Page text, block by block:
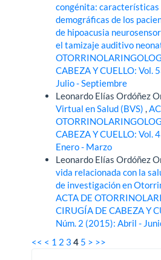
congénita: características
demográficas de los
de hipoacusia
el tamizaje auditivo
CABEZA Y CUELLO: Vol.
Julio - Septiembre
Leonardo Elías Ordóñez
Virtual en Salud (BVS)
CABEZA Y CUELLO: Vol.
Enero - Marzo
Leonardo Elías Ordóñez
vida relacionada con la
de investigación en
ACTA DE
CIRUGÍA DE CABEZA Y
Núm. 2 (2015): Abril -
<< < 1 2 3 4 5 > >>